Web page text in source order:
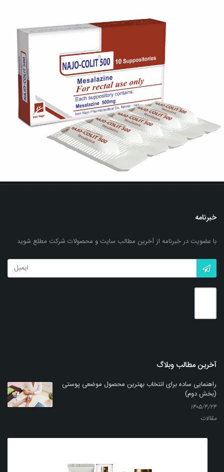
شیاف رکتال ناژو-کولیت 500 (مزالازین)
خبرنامه
با عضویت در خبرنامه از آخرین مطالب سایت و محصولات شرکت مطلع شوید
آخرین مطالب وبلاگ
راهنمایی ساده برای انتخاب بهترین محصول موضعی پوستی
(بخش دوم)
۱۴۰۵/۴/۲۴
مقالات